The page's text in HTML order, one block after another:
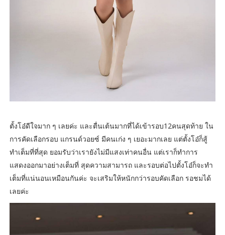
ตั้งโอ๋ดีใจมาก ๆ เลยค่ะ และตื่นเต้นมากที่ได้เข้ารอบ12คนสุดท้าย ใน
การคัดเลือกรอบ แกรนด์วอยซ์ มีคนเก่ง ๆ เยอะมากเลย แต่ตั้งโอ๋ก็สู้
ทำเต็มที่ที่สุด ยอมรับว่าเรายังไม่มีแสงเท่าคนอื่น แต่เราก็ทำการ
แสดงออกมาอย่างเต็มที่ สุดความสามารถ และรอบต่อไปตั้งโอ๋ก็จะทำ
เต็มที่แน่นอนเหมือนกันค่ะ จะเสริมให้หนักกว่ารอบคัดเลือก รอชมได้
เลยค่ะ